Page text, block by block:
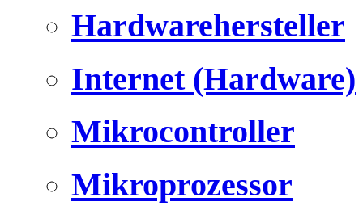
Hardwarehersteller
Internet (Hardware)
Mikrocontroller
Mikroprozessor